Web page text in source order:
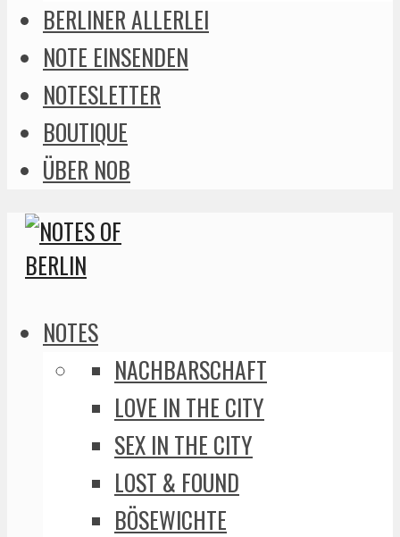
BERLINER ALLERLEI
NOTE EINSENDEN
NOTESLETTER
BOUTIQUE
ÜBER NOB
NOTES
NACHBARSCHAFT
LOVE IN THE CITY
SEX IN THE CITY
LOST & FOUND
BÖSEWICHTE